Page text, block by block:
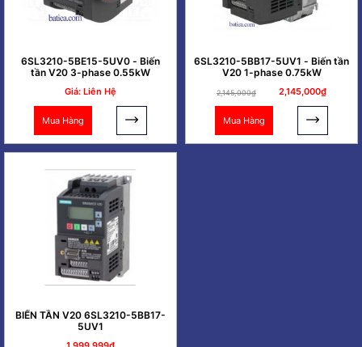
6SL3210-5BE15-5UV0 - Biến
tần V20 3-phase 0.55kW
Giá: Liên Hệ
Mua Hàng
6SL3210-5BB17-5UV1 - Biến tần
V20 1-phase 0.75kW
2,145,000₫ 2,145,000₫
Mua Hàng
BIẾN TẦN V20 6SL3210-5BB17-
5UV1